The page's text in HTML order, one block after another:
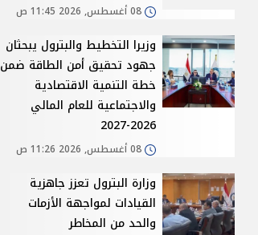
08 أغسطس, 2026 11:45 ص
وزيرا التخطيط والبترول يبحثان
جهود تحقيق أمن الطاقة ضمن
خطة التنمية الاقتصادية
والاجتماعية للعام المالي
2026-2027
08 أغسطس, 2026 11:26 ص
وزارة البترول تعزز جاهزية
القيادات لمواجهة الأزمات
والحد من المخاطر